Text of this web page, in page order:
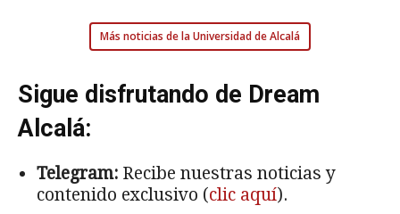
Más noticias de la Universidad de Alcalá
Sigue disfrutando de Dream
Alcalá:
Telegram: Recibe nuestras noticias y
contenido exclusivo (clic aquí).